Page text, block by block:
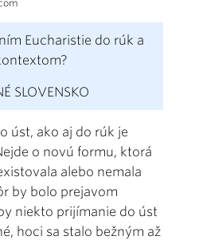
Eucharistie do rúk a
SLOVENSKO
úst, ako aj do rúk je
o novú formu, ktorá
alebo nemala
by bolo prejavom
niekto prijímanie do úst
hoci sa stalo bežným až